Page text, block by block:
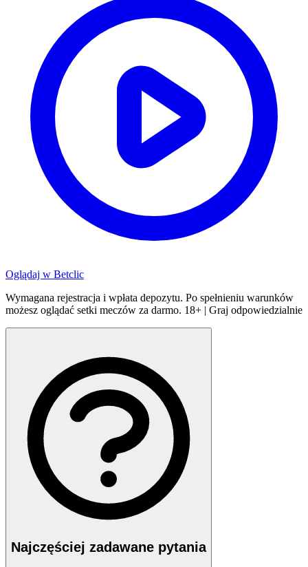
Oglądaj w Betclic
Wymagana rejestracja i wpłata depozytu. Po spełnieniu warunków
możesz oglądać setki meczów za darmo. 18+ | Graj odpowiedzialnie
Najczęściej zadawane pytania